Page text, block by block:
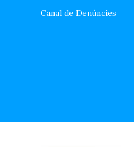
Canal de Denúncies